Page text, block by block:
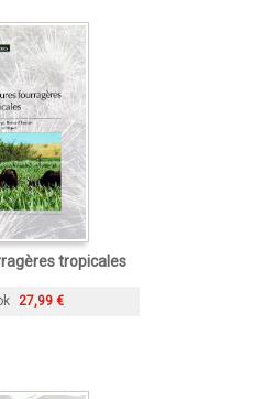
tropicales
27,99 €